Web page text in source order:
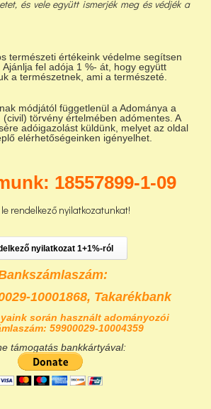
és vele együtt ismerjék meg és védjék a
természeti értékeink védelme segítsen
Ajánlja fel adója 1 %- át, hogy együtt
a természetnek, ami a természeté.
módjától függetlenül a Adománya a
(civil) törvény értelmében adómentes. A
adóigazolást küldünk, melyet az oldal
elérhetőségeinken igényelhet.
18557899-1-09
le rendelkező nyilatkozatunkat!
nyilatkozat 1+1%-ról
10001868, Takarékbank
során használt adományozói
59900029-10004359
támogatás bankkártyával: